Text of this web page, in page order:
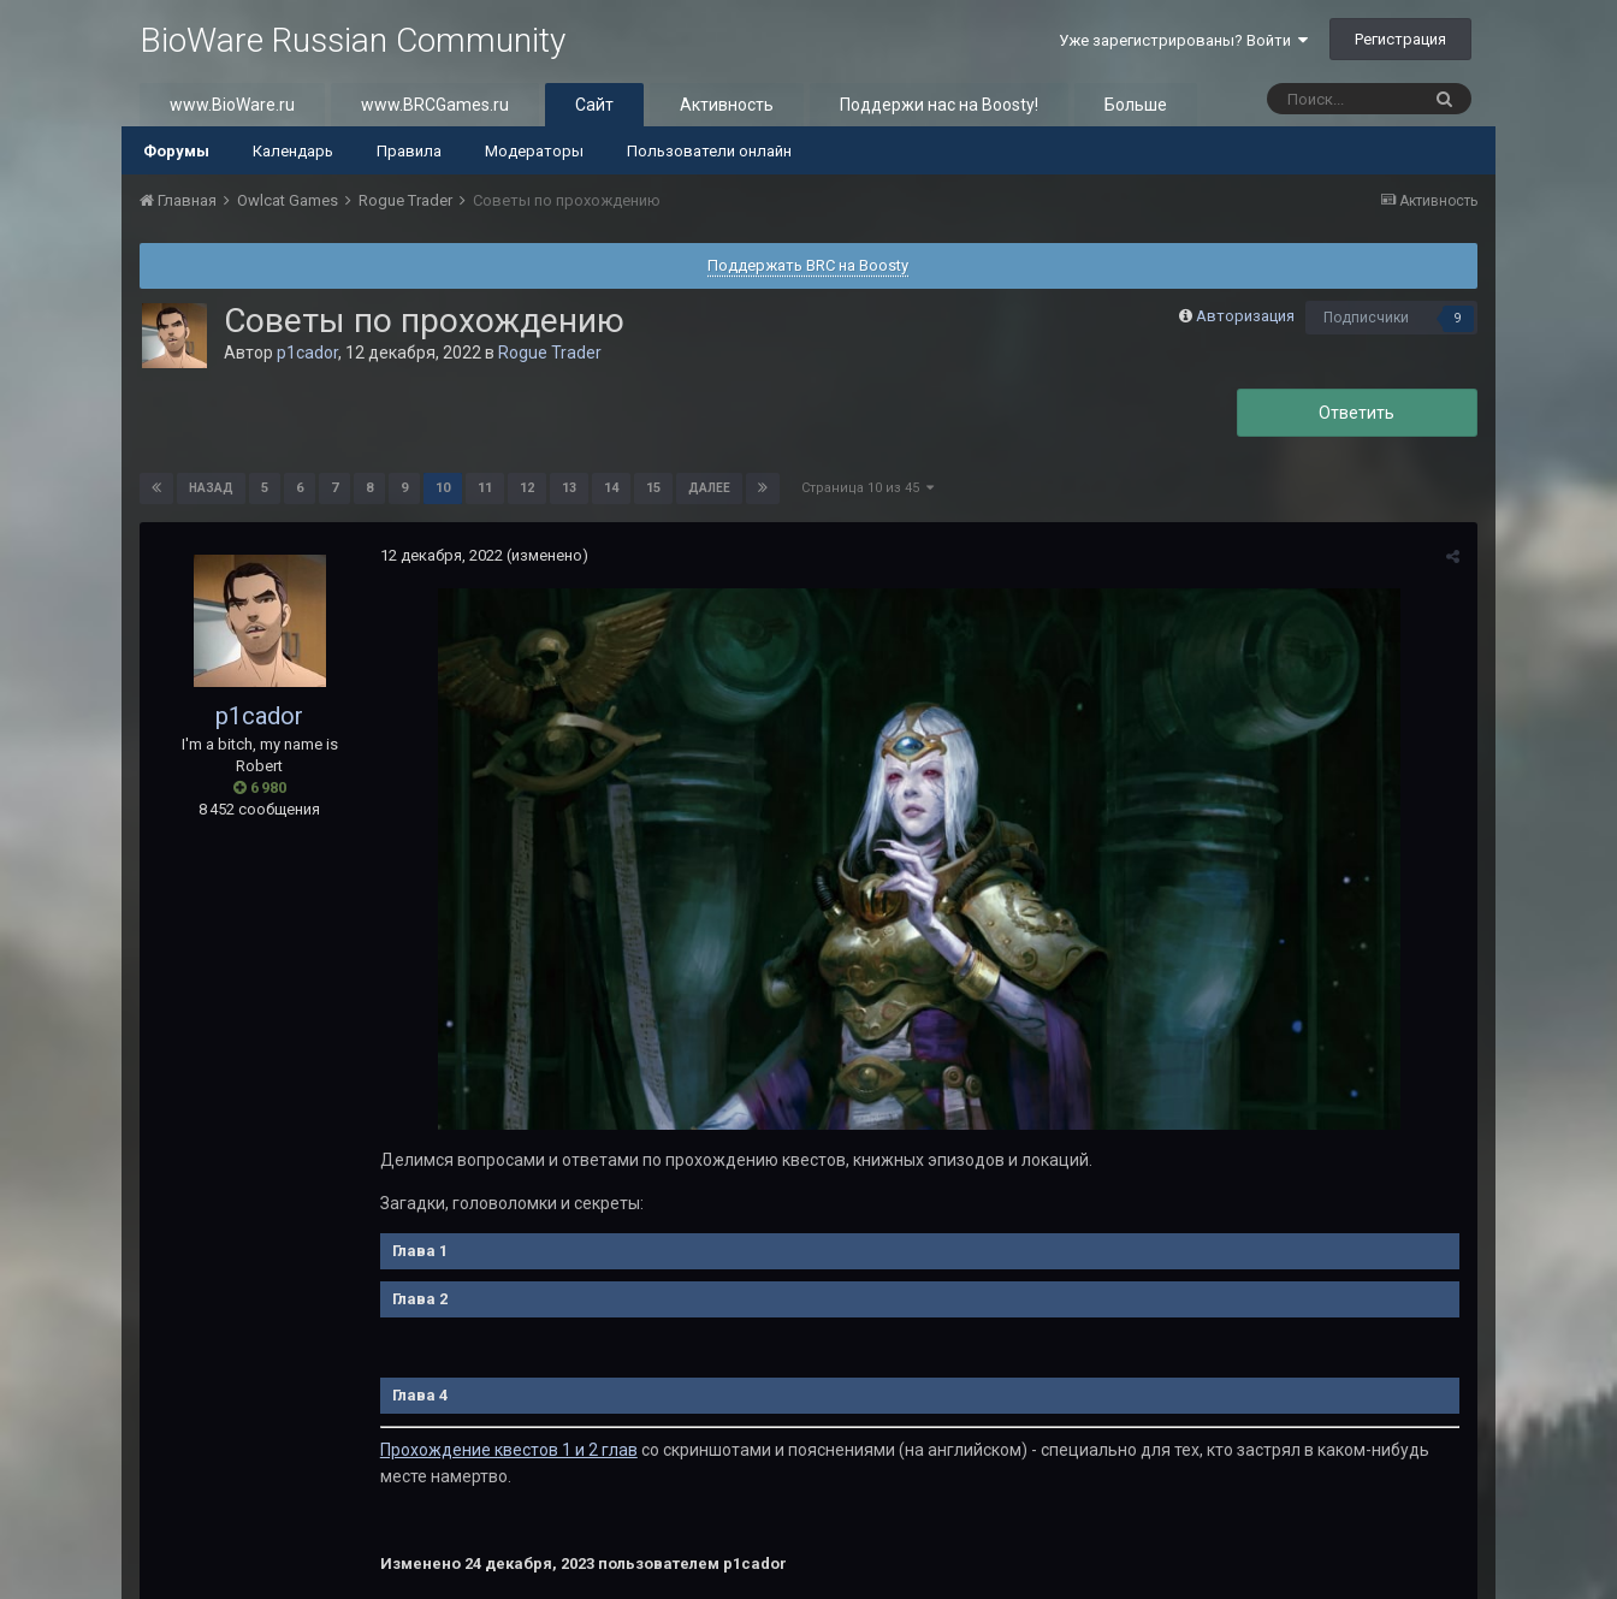
BioWare Russian Community Уже зарегистрированы? Войти Регистрация
www.BioWare.ru www.BRCGames.ru Сайт
Форумы Календарь Правила Модераторы Пользователи онлайн
Активность Поддержи нас на Boosty! Больше
Активность
Главная Owlcat Games Rogue Trader Советы по прохождению
Поддержать BRC на Boosty
Авторизация Подписчики 9
Советы по прохождению
Автор p1cador, 12 декабря, 2022 в Rogue Trader
Ответить
НАЗАД 5 6 7 8 9 10 11 12 13 14 15 ДАЛЕЕ Страница 10 из 45
p1cador
I'm a bitch, my name is
Robert
6 980
8 452 сообщения
12 декабря, 2022 (изменено)
Делимся вопросами и ответами по прохождению квестов, книжных эпизодов и локаций.
Загадки, головоломки и секреты:
Глава 1
Глава 2
Глава 4
Прохождение квестов 1 и 2 глав со скриншотами и пояснениями (на английском) - специально для тех, кто застрял в каком-нибудь
месте намертво.
Изменено 24 декабря, 2023пользователем p1cador